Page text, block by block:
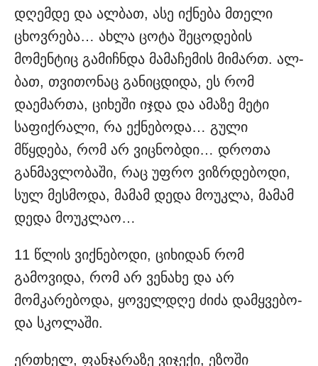
დღემდე და ალბათ, ასე იქნე­ბა მთელი
ცხოვრება… ახლა ცოტა შეცოდების
მომენტიც გამიჩნდა მამაჩემის მიმართ. ალ­
ბათ, თვითონაც განიცდიდა, ეს რომ
დაემართა, ციხეში იჯდა და ამაზე მეტი
საფიქრალი, რა ექნე­ბოდა… გული
მწყდება, რომ არ ვიცნობდი… დროთა
განმავ­ლობაში, რაც უფრო ვიზრდებოდი,
სულ მესმოდა, მამამ დედა მოუკ­ლა, მამამ
დედა მოუკლაო…
11 წლის ვიქნ­ებოდი, ციხიდან რომ
გამოვიდა, რომ არ ვენახე და არ
მომკარებ­ოდა, ყოველდღე ძიძა დამყვებო­
და სკოლაში.
ერ­თხელ, ფანჯარაზე ვიჯექი, ეზოში